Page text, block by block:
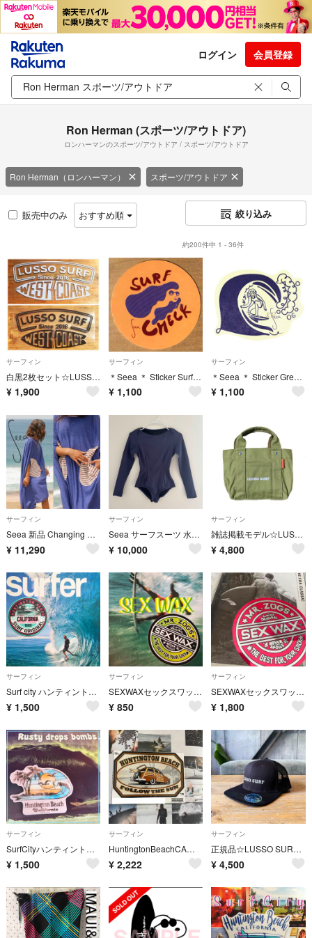
ログイン 会員登録
Ron Herman (スポーツ/アウトドア)
ロンハーマンのスポーツ/アウトドア / スポーツ/アウトドア
Ron Herman（ロンハーマン） スポーツ/アウトドア
販売中のみ おすすめ順 絞り込み
約200件中 1 - 36件
サーフィン
白黒2枚セット☆LUSSO SURF 防水ステッカー☆送料込み ベイフロー
¥ 1,900
サーフィン
＊Seea ＊ Sticker Surf Check シーア ステッカー シール
¥ 1,100
サーフィン
＊Seea ＊ Sticker Green Roomシーア ステッカー シール
¥ 1,100
サーフィン
Seea 新品 Changing Cape シーア ケープ お着替え ポンチョ
¥ 11,290
サーフィン
Seea サーフスーツ 水着 xs
¥ 10,000
サーフィン
雑誌掲載モデル☆LUSSO SURF マルチポケットトートバッグ カーキ ロンハーマン 送料込み
¥ 4,800
サーフィン
Surf city ハンティントンビーチUS限定激レアnewskoolサーフステッカー
¥ 1,500
サーフィン
SEXWAXセックスワックスUS限定ラウンドグラデーションアイコンステッカー
¥ 850
サーフィン
SEXWAXセックスワックスUS限定BIGミラーアイコンステッカー１点物
¥ 1,800
サーフィン
SurfCityハンティントンビーチ限定激レアnewskoolウェーブステッカー
¥ 1,500
サーフィン
HuntingtonBeachCA限定サーフシティーサーフバンデザインステッカー
¥ 2,222
サーフィン
正規品☆LUSSO SURF ロゴメッシュキャップ 帽子☆ブラック ロンハーマン
¥ 4,500